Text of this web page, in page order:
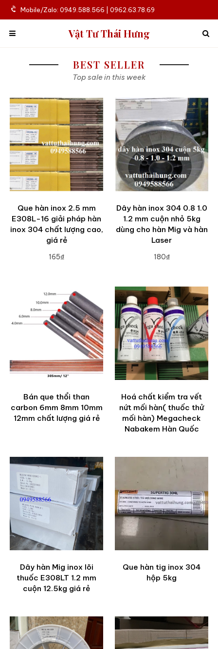
Mobile/Zalo: 0949.588.566 | 0962.63.78.69
Vật Tư Thái Hưng
BEST SELLER
Top sale in this week
Que hàn inox 2.5 mm
E308L-16 giải pháp hàn
inox 304 chất lượng cao,
giá rẻ
165₫
Dây hàn inox 304 0.8 1.0
1.2 mm cuộn nhỏ 5kg
dùng cho hàn Mig và hàn
Laser
180₫
Bán que thổi than
carbon 6mm 8mm 10mm
12mm chất lượng giá rẻ
Hoá chất kiểm tra vết
nứt mối hàn( thuốc thử
mối hàn) Megacheck
Nabakem Hàn Quốc
Dây hàn Mig inox lõi
thuốc E308LT 1.2 mm
cuộn 12.5kg giá rẻ
Que hàn tig inox 304
hộp 5kg